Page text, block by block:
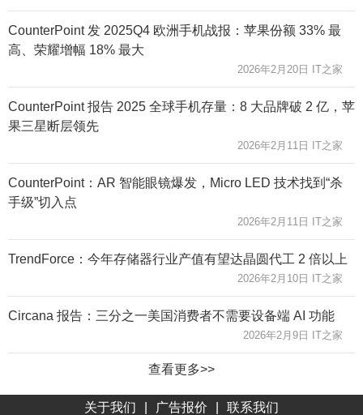
CounterPoint 发 2025Q4 欧洲手机战报：苹果份额 33% 最
高、荣耀增幅 18% 最大
2026年2月20日 IT之家
CounterPoint 报告 2025 全球手机存量：8 大品牌破 2 亿，苹
果三星断层领先
2026年2月11日 IT之家
CounterPoint：AR 智能眼镜爆发，Micro LED 技术找到“杀
手级”切入点
2026年2月11日 IT之家
TrendForce：今年存储器行业产值有望达晶圆代工 2 倍以上
2026年2月10日 IT之家
Circana 报告：三分之一美国消费者不需要设备端 AI 功能
2026年2月9日 IT之家
查看更多>>
关于我们 广告报价 联系我们